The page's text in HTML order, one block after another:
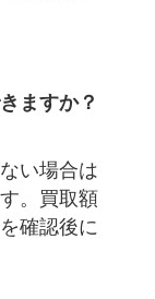
ますか？
い場合は
。買取額
確認後に